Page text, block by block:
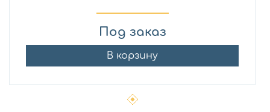
Под заказ
В корзину